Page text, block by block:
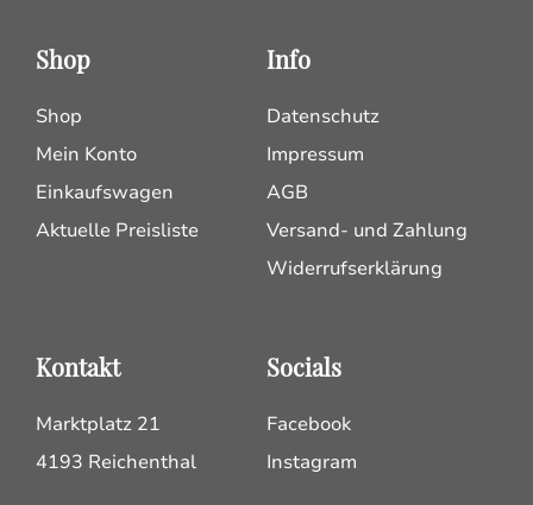
Shop
Shop
Mein Konto
Einkaufswagen
Aktuelle Preisliste
Info
Datenschutz
Impressum
AGB
Versand- und Zahlung
Widerrufserklärung
Kontakt
Marktplatz 21
4193 Reichenthal
Socials
Facebook
Instagram